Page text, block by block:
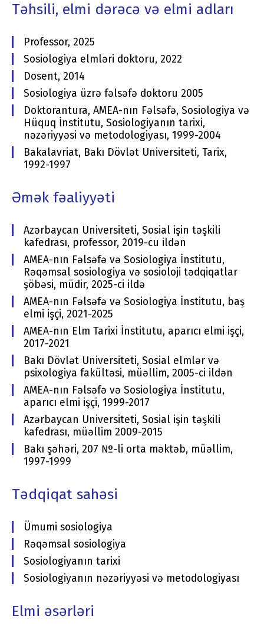
Təhsili, elmi dərəcə və elmi adları
Professor, 2025
Sosiologiya elmləri doktoru, 2022
Dosent, 2014
Sosiologiya üzrə fəlsəfə doktoru 2005
Doktorantura, AMEA-nın Fəlsəfə, Sosiologiya və
Hüquq İnstitutu, Sosiologiyanın tarixi,
nəzəriyyəsi və metodologiyası, 1999-2004
Bakalavriat, Bakı Dövlət Universiteti, Tarix,
1992-1997
Əmək fəaliyyəti
Azərbaycan Universiteti, Sosial işin təşkili
kafedrası, professor, 2019-cu ildən
AMEA-nın Fəlsəfə və Sosiologiya İnstitutu,
Rəqəmsal sosiologiya və sosioloji tədqiqatlar
şöbəsi, müdir, 2025-ci ildə
AMEA-nın Fəlsəfə və Sosiologiya İnstitutu, baş
elmi işçi, 2021-2025
AMEA-nın Elm Tarixi İnstitutu, aparıcı elmi işçi,
2017-2021
Bakı Dövlət Universiteti, Sosial elmlər və
psixologiya fakültəsi, müəllim, 2005-ci ildən
AMEA-nın Fəlsəfə və Sosiologiya İnstitutu,
aparıcı elmi işçi, 1999-2017
Azərbaycan Universiteti, Sosial işin təşkili
kafedrası, müəllim 2009-2015
Bakı şəhəri, 207 №-li orta məktəb, müəllim,
1997-1999
Tədqiqat sahəsi
Ümumi sosiologiya
Rəqəmsal sosiologiya
Sosiologiyanın tarixi
Sosiologiyanın nəzəriyyəsi və metodologiyası
Elmi əsərləri